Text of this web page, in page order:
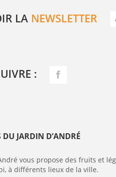
LA NEWSLETTER
:
JARDIN D’ANDRÉ
vous propose des fruits et
à différents lieux de la ville.